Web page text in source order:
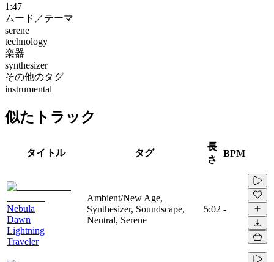
1:47
ムード／テーマ
serene
technology
楽器
synthesizer
その他のタグ
instrumental
似たトラック
タイトル タグ
長
さ
BPM
Nebula
Dawn
Lightning
Traveler
Ambient/New Age,
Synthesizer, Soundscape,
Neutral, Serene
5:02 -